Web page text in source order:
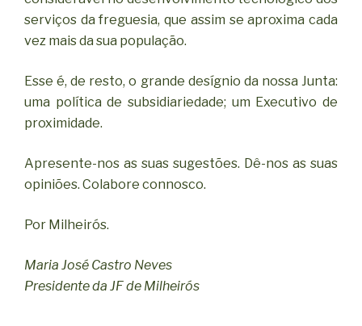
serviços da freguesia, que assim se aproxima cada
vez mais da sua população.
Esse é, de resto, o grande desígnio da nossa Junta:
uma política de subsidiariedade; um Executivo de
proximidade.
Apresente-nos as suas sugestões. Dê-nos as suas
opiniões. Colabore connosco.
Por Milheirós.
Maria José Castro Neves
Presidente da JF de Milheirós